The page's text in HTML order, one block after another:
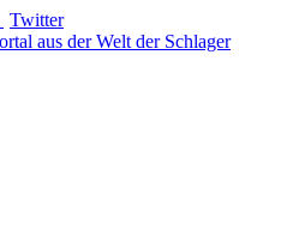
Twitter